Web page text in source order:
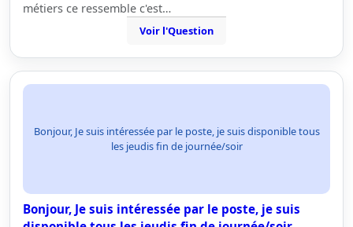
métiers ce ressemble c'est…
Voir l'Question
Bonjour, Je suis intéressée par le poste, je suis disponible tous
les jeudis fin de journée/soir
Bonjour, Je suis intéressée par le poste, je suis